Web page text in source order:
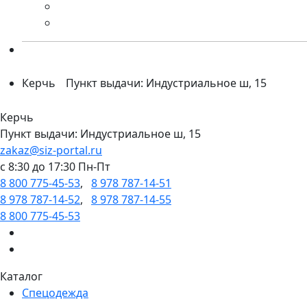
Керчь Пункт выдачи: Индустриальное ш, 15
Керчь
Пункт выдачи: Индустриальное ш, 15
zakaz@siz-portal.ru
c 8:30 до 17:30 Пн-Пт
8 800 775-45-53, 8 978 787-14-51
8 978 787-14-52, 8 978 787-14-55
8 800 775-45-53
Каталог
Спецодежда